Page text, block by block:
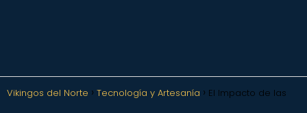
Vikingos del Norte Tecnología y Artesanía El Impacto de las